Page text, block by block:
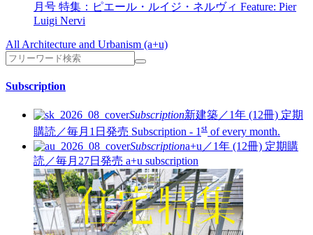
月号 特集：ピエール・ルイジ・ネルヴィ Feature: Pier
Luigi Nervi
All Architecture and Urbanism (a+u)
Subscription
Subscription新建築／1年 (12冊) 定期
購読／毎月1日発売 Subscription - 1 st of every month.
Subscriptiona+u／1年 (12冊) 定期購
読／毎月27日発売 a+u subscription